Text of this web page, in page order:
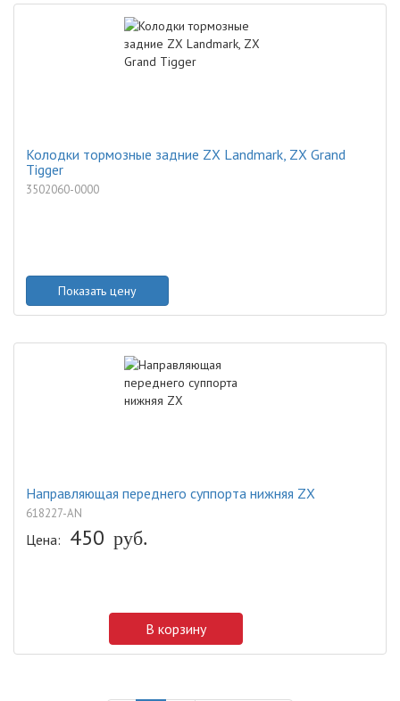
Колодки тормозные задние ZX Landmark, ZX Grand
Tigger
3502060-0000
Показать цену
Направляющая переднего суппорта нижняя ZX
618227-AN
Цена: 450 руб.
В корзину